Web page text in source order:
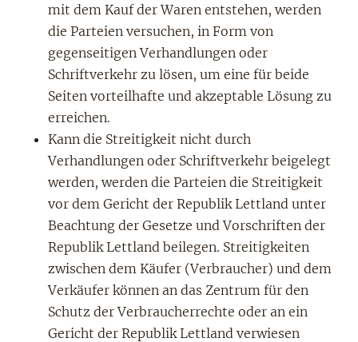
mit dem Kauf der Waren entstehen, werden
die Parteien versuchen, in Form von
gegenseitigen Verhandlungen oder
Schriftverkehr zu lösen, um eine für beide
Seiten vorteilhafte und akzeptable Lösung zu
erreichen.
Kann die Streitigkeit nicht durch
Verhandlungen oder Schriftverkehr beigelegt
werden, werden die Parteien die Streitigkeit
vor dem Gericht der Republik Lettland unter
Beachtung der Gesetze und Vorschriften der
Republik Lettland beilegen. Streitigkeiten
zwischen dem Käufer (Verbraucher) und dem
Verkäufer können an das Zentrum für den
Schutz der Verbraucherrechte oder an ein
Gericht der Republik Lettland verwiesen